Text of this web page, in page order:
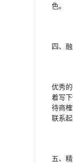
色。
四、
优秀
着写
待商
联系起
五、